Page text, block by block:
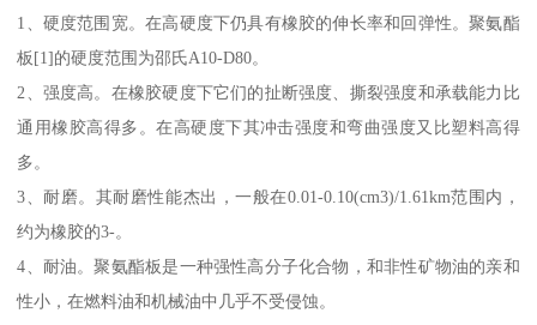
1、硬度范围宽。在高硬度下仍具有橡胶的伸长率和回弹性。聚氨酯
板[1]的硬度范围为邵氏A10-D80。
2、强度高。在橡胶硬度下它们的扯断强度、撕裂强度和承载能力比
通用橡胶高得多。在高硬度下其冲击强度和弯曲强度又比塑料高得
多。
3、耐磨。其耐磨性能杰出，一般在0.01-0.10(cm3)/1.61km范围内，
约为橡胶的3-。
4、耐油。聚氨酯板是一种强性高分子化合物，和非性矿物油的亲和
性小，在燃料油和机械油中几乎不受侵蚀。